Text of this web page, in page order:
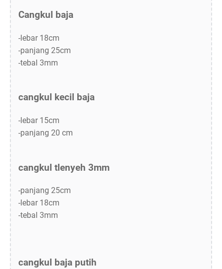
Cangkul baja
-lebar 18cm
-panjang 25cm
-tebal 3mm
cangkul kecil baja
-lebar 15cm
-panjang 20 cm
cangkul tlenyeh 3mm
-panjang 25cm
-lebar 18cm
-tebal 3mm
cangkul baja putih